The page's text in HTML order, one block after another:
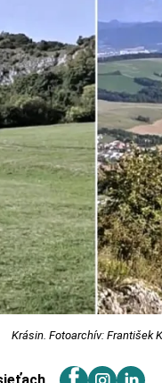
Krásin. Fotoarchív: František